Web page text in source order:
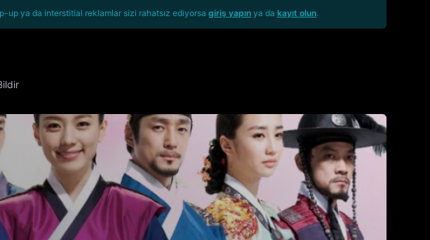
up ya da interstitial reklamlar sizi rahatsız ediyorsa giriş yapın ya da kayıt olun.